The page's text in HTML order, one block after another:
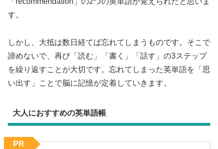
す。
しかし、大抵は数日経てば忘れてしまうものです。そこで
諦めないで、再び「読む」「書く」「話す」の3ステップ
を繰り返すことが大切です。忘れてしまった英単語を「思
い出す」ことで脳に記憶が定着していきます。
大人におすすめの英単語帳
PR